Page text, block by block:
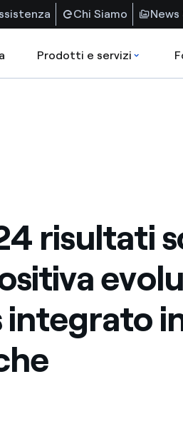
Chi Siamo News
Prodotti e servizi
risultati
integrato